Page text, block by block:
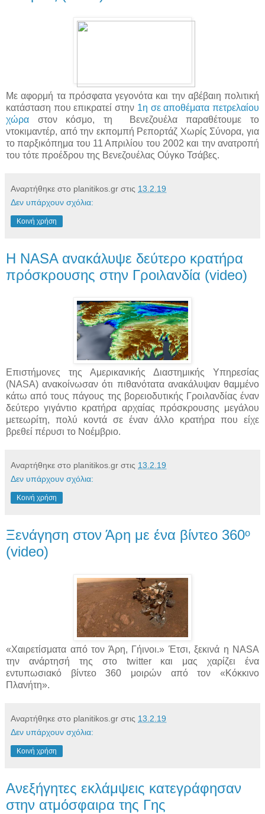
Με αφορμή τα πρόσφατα γεγονότα και την αβέβαιη πολιτική
κατάσταση που επικρατεί στην 1η σε αποθέματα πετρελαίου
χώρα στον κόσμο, τη Βενεζουέλα παραθέτουμε το
ντοκιμαντέρ, από την εκπομπή Ρεπορτάζ Χωρίς Σύνορα, για
το παρξικόπημα του 11 Απριλίου του 2002 και την ανατροπή
του τότε προέδρου της Βενεζουέλας Ούγκο Τσάβες.
Αναρτήθηκε στο planitikos.gr στις 13.2.19
Δεν υπάρχουν σχόλια:
Κοινή χρήση
Η NASA ανακάλυψε δεύτερο κρατήρα
πρόσκρουσης στην Γροιλανδία (video)
Επιστήμονες της Αμερικανικής Διαστημικής Υπηρεσίας
(NASA) ανακοίνωσαν ότι πιθανότατα ανακάλυψαν θαμμένο
κάτω από τους πάγους της βορειοδυτικής Γροιλανδίας έναν
δεύτερο γιγάντιο κρατήρα αρχαίας πρόσκρουσης μεγάλου
μετεωρίτη, πολύ κοντά σε έναν άλλο κρατήρα που είχε
βρεθεί πέρυσι το Νοέμβριο.
Αναρτήθηκε στο planitikos.gr στις 13.2.19
Δεν υπάρχουν σχόλια:
Κοινή χρήση
Ξενάγηση στον Άρη με ένα βίντεο 360ᵒ
(video)
«Χαιρετίσματα από τον Άρη, Γήινοι.» Έτσι, ξεκινά η NASA
την ανάρτησή της στο twitter και μας χαρίζει ένα
εντυπωσιακό βίντεο 360 μοιρών από τον «Κόκκινο
Πλανήτη».
Αναρτήθηκε στο planitikos.gr στις 13.2.19
Δεν υπάρχουν σχόλια:
Κοινή χρήση
Ανεξήγητες εκλάμψεις κατεγράφησαν
στην ατμόσφαιρα της Γης